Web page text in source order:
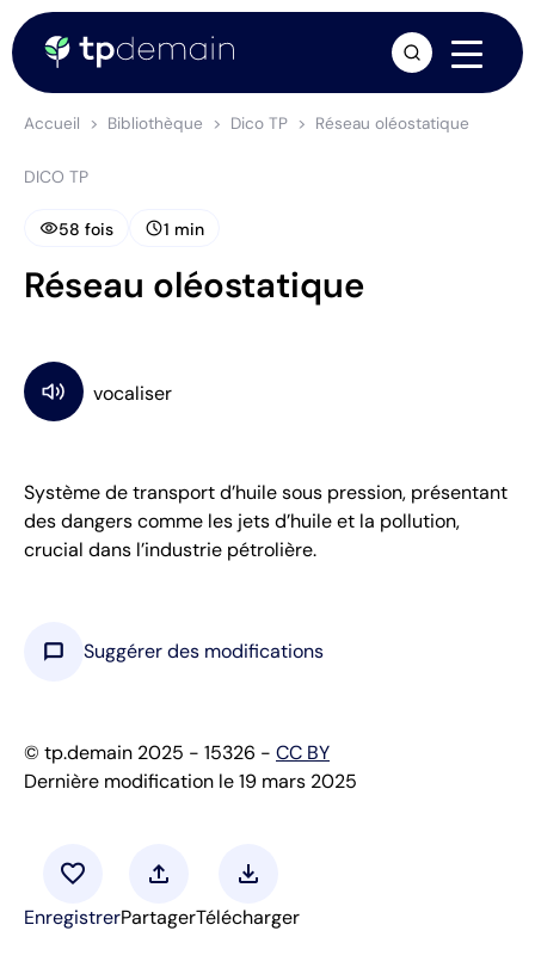
Accueil Bibliothèque Dico TP Réseau oléostatique
DICO TP
visibility58 fois schedule1 min
Réseau oléostatique
Système de transport d’huile sous pression, présentant
des dangers comme les jets d’huile et la pollution,
crucial dans l’industrie pétrolière.
chat_bubble Suggérer des modifications
© tp.demain 2025 - 15326 - CC BY
Dernière modification le 19 mars 2025
favorite
Enregistrer
upload
Partager
download
Télécharger
arrow_forward